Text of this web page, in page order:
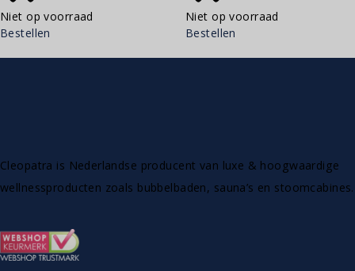
Niet op voorraad
Bestellen
Niet op voorraad
Bestellen
Cleopatra is Nederlandse producent van luxe & hoogwaardige
wellnessproducten zoals bubbelbaden, sauna’s en stoomcabines.